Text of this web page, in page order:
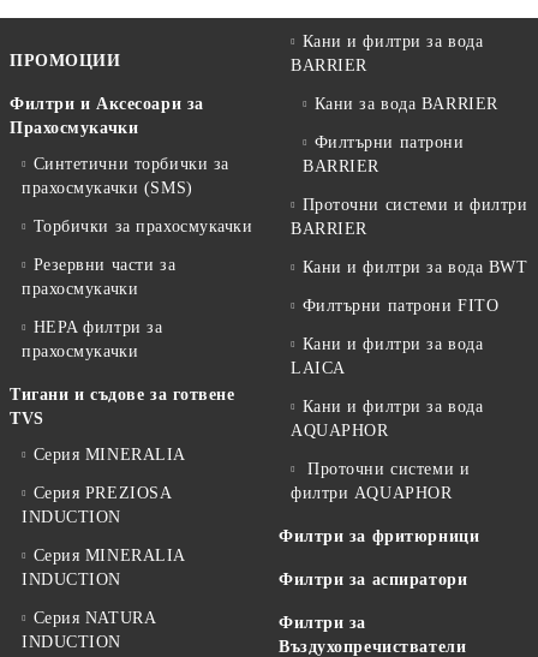
ПРОМОЦИИ
Филтри и Аксесоари за
Прахосмукачки
Синтетични торбички за
прахосмукачки (SMS)
Торбички за прахосмукачки
Резервни части за
прахосмукачки
HEPA филтри за
прахосмукачки
Тигани и съдове за готвене
TVS
Серия MINERALIA
Серия PREZIOSA
INDUCTION
Серия MINERALIA
INDUCTION
Серия NATURA
INDUCTION
Кани и филтри за вода
BARRIER
Кани за вода BARRIER
Филтърни патрони
BARRIER
Проточни системи и филтри
BARRIER
Кани и филтри за вода BWT
Филтърни патрони FITO
Кани и филтри за вода
LAICA
Кани и филтри за вода
AQUAPHOR
Проточни системи и
филтри AQUAPHOR
Филтри за фритюрници
Филтри за аспиратори
Филтри за
Въздухопречистватели